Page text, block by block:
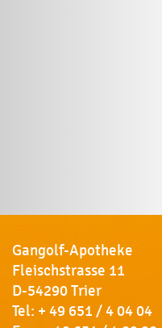
Gangolf-Apotheke
Fleischstrasse 11
D-54290 Trier
Tel: + 49 651 / 4 04 04